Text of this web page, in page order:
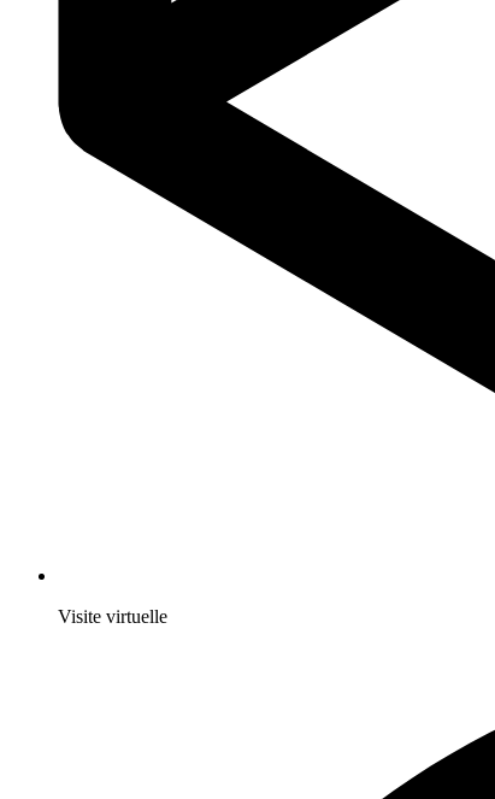
Visite virtuelle